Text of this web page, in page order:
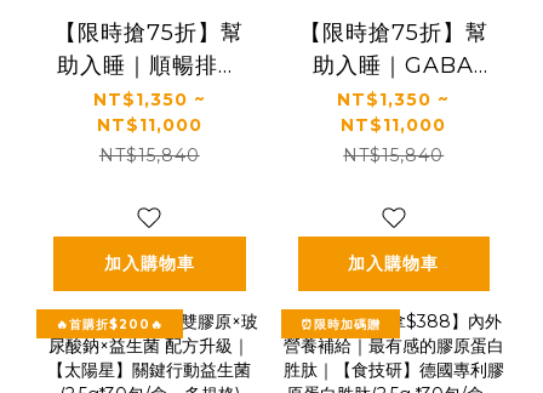
【限時搶75折】幫
助入睡｜順暢排便
｜正品保證｜【太
陽星】全效克菲爾
益生菌(3g*30包/
NT$1,350 ~
NT$11,000
NT$15,840
加入購物車
【限時搶75折】幫
助入睡｜GABA
PLUS+｜✅正品保
證｜【太陽星】全
效克菲爾益生菌晚
盒，多規格)
NT$1,350 ~
NT$11,000
NT$15,840
加入購物車
🔥首購折$200🔥 ⏰限時加碼贈